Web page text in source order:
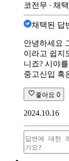
코전무 ∙ 채
채택된 답
안녕하세요
이라고 쉽지
니죠? 시야
중고신입 혹
좋아요 0
2024.10.16